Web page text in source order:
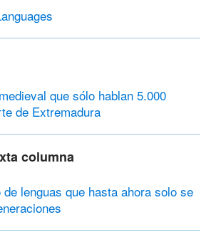
que sólo hablan 5.000
de Extremadura
columna
lenguas que hasta ahora solo se